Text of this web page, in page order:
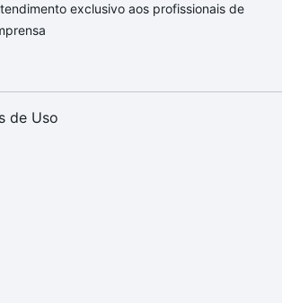
exclusivo aos profissionais de
de Uso